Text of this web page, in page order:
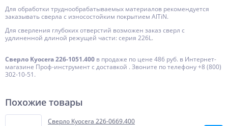
Для обработки труднообрабатываемых материалов рекомендуется
заказывать сверла с износостойким покрытием AlTiN.
Для сверления глубоких отверстий возможен заказ сверл с
удлиненной длиной режущей части: серия 226L.
Сверло Kyocera 226-1051.400 в продаже по цене 486 руб. в Интернет-
магазине Проф-инструмент с доставкой . Звоните по телефону +8 (800)
302-10-51.
Похожие товары
Сверло Kyocera 226-0669.400